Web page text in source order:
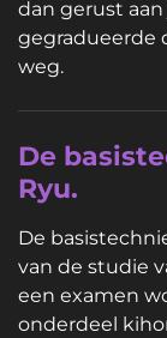
dan gerust
gegradueerde
weg.
De
Ryu.
De
van de studie
een examen
onderdeel